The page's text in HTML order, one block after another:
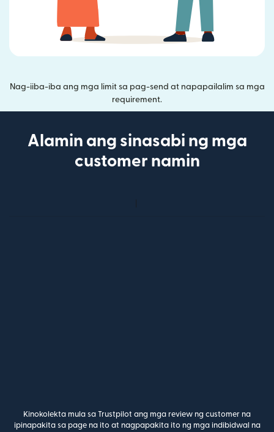
Nag-iiba-iba ang mga limit sa pag-send at napapailalim sa mga
requirement.
Alamin ang sinasabi ng mga
customer namin
Kinokolekta mula sa Trustpilot ang mga review ng customer na
ipinapakita sa page na ito at nagpapakita ito ng mga indibidwal na